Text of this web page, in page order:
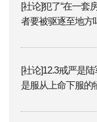
[社论]犯了“在一套
者要被驱逐至地方
[社论]12.3戒严是
是服从上命下服的